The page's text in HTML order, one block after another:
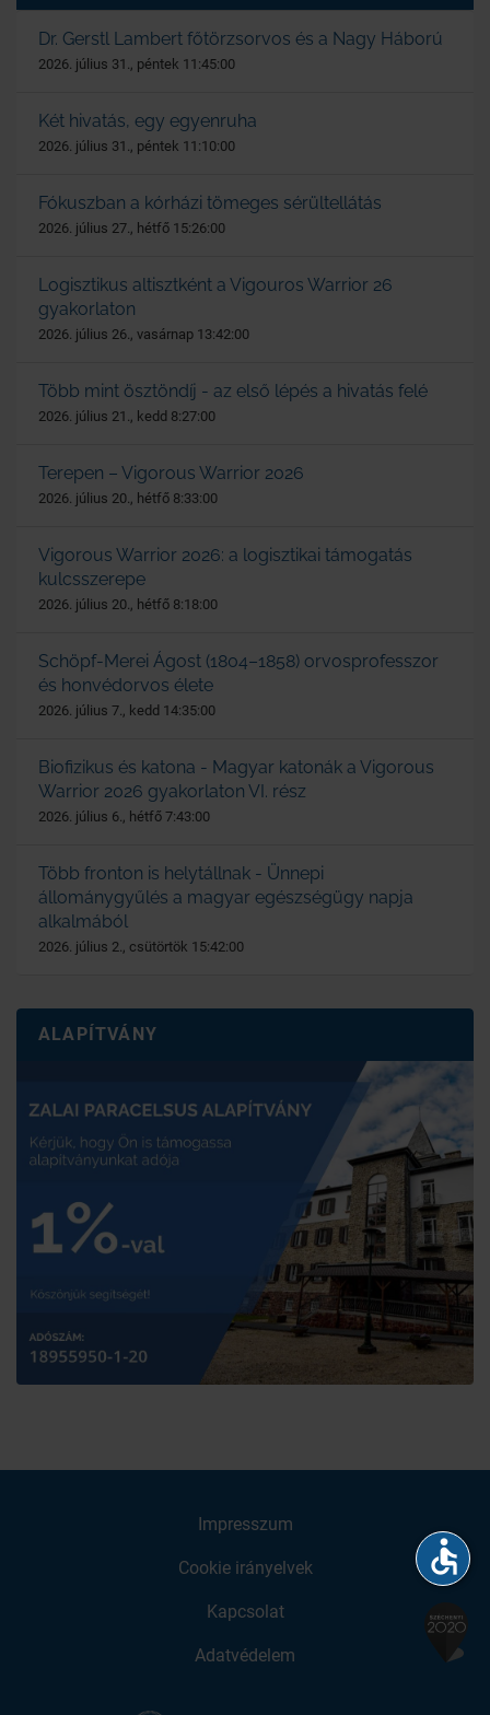
Dr. Gerstl Lambert főtörzsorvos és a Nagy Háború
2026. július 31., péntek 11:45:00
Két hivatás, egy egyenruha
2026. július 31., péntek 11:10:00
Fókuszban a kórházi tömeges sérültellátás
2026. július 27., hétfő 15:26:00
Logisztikus altisztként a Vigouros Warrior 26
gyakorlaton
2026. július 26., vasárnap 13:42:00
Több mint ösztöndíj - az első lépés a hivatás felé
2026. július 21., kedd 8:27:00
Terepen – Vigorous Warrior 2026
2026. július 20., hétfő 8:33:00
Vigorous Warrior 2026: a logisztikai támogatás
kulcsszerepe
2026. július 20., hétfő 8:18:00
Schöpf-Merei Ágost (1804–1858) orvosprofesszor
és honvédorvos élete
2026. július 7., kedd 14:35:00
Biofizikus és katona - Magyar katonák a Vigorous
Warrior 2026 gyakorlaton VI. rész
2026. július 6., hétfő 7:43:00
Több fronton is helytállnak - Ünnepi
állománygyűlés a magyar egészségügy napja
alkalmából
2026. július 2., csütörtök 15:42:00
ALAPÍTVÁNY
Impresszum
Cookie irányelvek
Kapcsolat
Adatvédelem
accessible